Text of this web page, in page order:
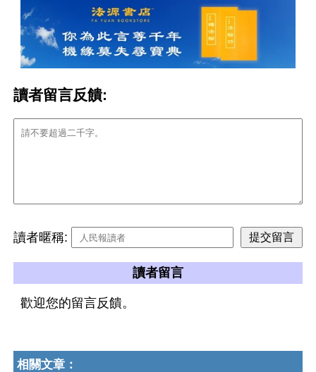
讀者留言反饋:
讀者暱稱:
讀者留言
歡迎您的留言反饋。
相關文章：